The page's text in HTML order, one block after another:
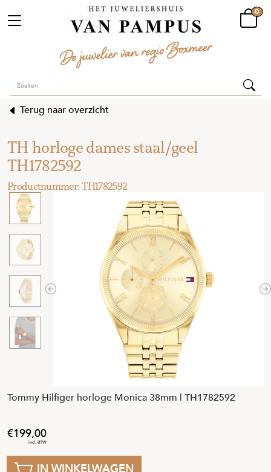
0
Terug naar overzicht
TH horloge dames staal/geel
TH1782592
Previous
Tommy Hilfiger horloge Monica 38mm | TH1782592
199,00
IN WINKELWAGEN